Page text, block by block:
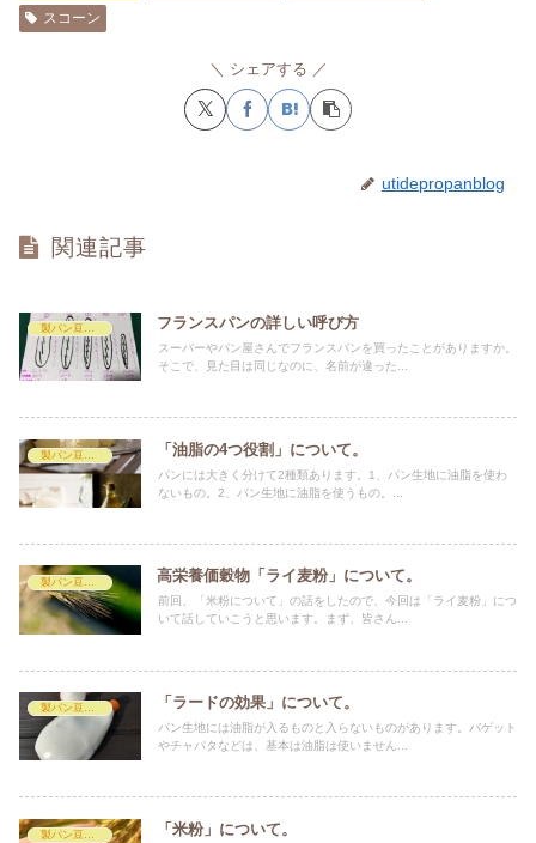
スコーン
シェアする
utidepropanblog
関連記事
製パン豆知識 フランスパンの詳しい呼び方
スーパーやパン屋さんでフランスパンを買ったことがありますか。
そこで、見た目は同じなのに、名前が違った...
「油脂の4つ役割」について。
パンには大きく分けて2種類あります。1、パン生地に油脂を使わ
ないもの。2、パン生地に油脂を使うもの。...
高栄養価穀物「ライ麦粉」について。
前回、「米粉について」の話をしたので、今回は「ライ麦粉」につ
いて話していこうと思います。まず、皆さん...
製パン豆知識 「ラードの効果」について。
パン生地には油脂が入るものと入らないものがあります。バゲット
やチャパタなどは、基本は油脂は使いません...
製パン豆知識 「米粉」について。